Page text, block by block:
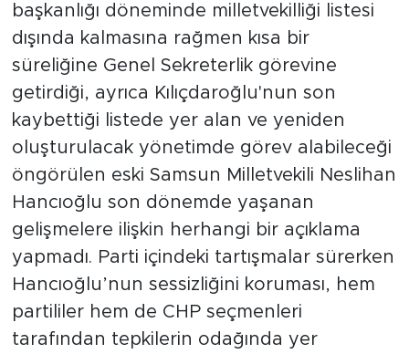
başkanlığı döneminde milletvekilliği listesi
dışında kalmasına rağmen kısa bir
süreliğine Genel Sekreterlik görevine
getirdiği, ayrıca Kılıçdaroğlu'nun son
kaybettiği listede yer alan ve yeniden
oluşturulacak yönetimde görev alabileceği
öngörülen eski Samsun Milletvekili Neslihan
Hancıoğlu son dönemde yaşanan
gelişmelere ilişkin herhangi bir açıklama
yapmadı. Parti içindeki tartışmalar sürerken
Hancıoğlu’nun sessizliğini koruması, hem
partililer hem de CHP seçmenleri
tarafından tepkilerin odağında yer